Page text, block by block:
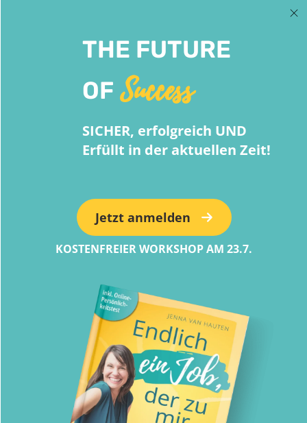
THE FUTURE
OF Success
SICHER, erfolgreich UND
Erfüllt in der aktuellen Zeit!
Jetzt anmelden
KOSTENFREIER WORKSHOP AM 23.7.